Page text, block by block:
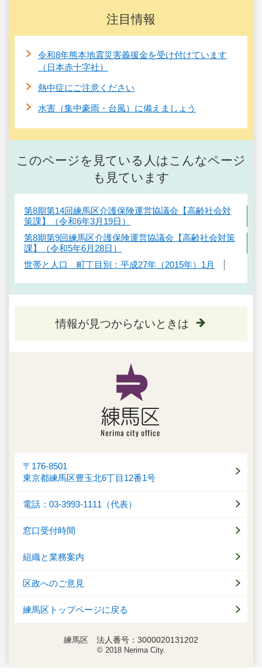
注目情報
令和8年熊本地震災害義援金を受け付けています
（日本赤十字社）
熱中症にご注意ください
水害（集中豪雨・台風）に備えましょう
このページを見ている人はこんなページ
も見ています
第8期第14回練馬区介護保険運営協議会【高齢社会対
策課】（令和6年3月19日）
第8期第9回練馬区介護保険運営協議会【高齢社会対策
課】（令和5年6月28日）
世帯と人口 町丁目別：平成27年（2015年）1月
情報が見つからないときは
〒176-8501
東京都練馬区豊玉北6丁目12番1号
電話：03-3993-1111（代表）
窓口受付時間
組織と業務案内
区政へのご意見
練馬区トップページに戻る
練馬区 法人番号：3000020131202
© 2018 Nerima City.